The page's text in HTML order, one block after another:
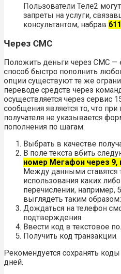
Пользователи Теле2
запреты на услуги,
консультантом, набрав 611
Через СМС
Положить деньги через СМС
способ быстро пополнить
опции существуют те же
переводе средств через
осуществляется через сервис
сообщения является то, что
получателя не указывается
пополнения по шагам:
Выбрать в качестве
В поле текста вбить
номер Мегафон через 9,
Между данными ставятся
использования каких
перечислении, например,
выглядеть таким образом:
Дождаться на телефон
подтверждения.
Ввести код в текстовое
Получить код транзакции.
Рекомендуется сохранять
дней.